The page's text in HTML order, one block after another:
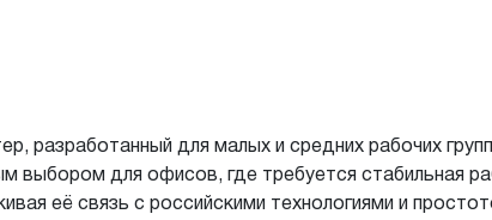
разработанный для малых и средних рабочих
выбором для офисов, где требуется стабильная
её связь с российскими технологиями и